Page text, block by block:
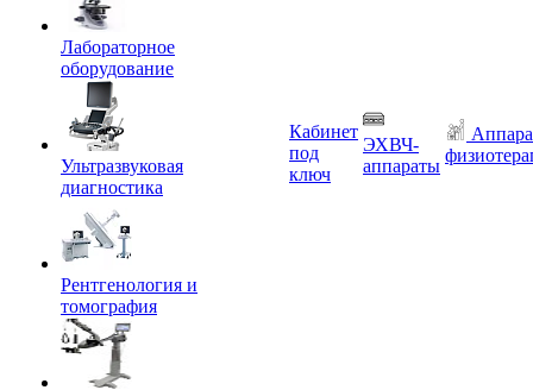
Лабораторное
оборудование
Ультразвуковая
диагностика
Рентгенология и
томография
Кабинет
под
ключ
ЭХВЧ-
аппараты